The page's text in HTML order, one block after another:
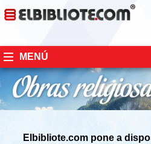
MENÚ
Elbibliote.com pone a